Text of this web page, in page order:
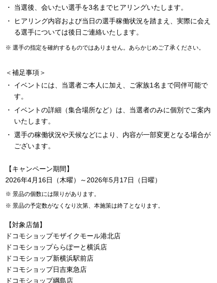
当選後、会いたい選手を3名までヒアリングいたします。
ヒアリング内容および当日の選手稼働状況を踏まえ、実際に会え
る選手については後日ご連絡いたします。
選手の指定を確約するものではありません。あらかじめご了承ください。
＜補足事項＞
イベントには、当選者ご本人に加え、ご家族1名まで同伴可能で
す。
イベントの詳細（集合場所など）は、当選者のみに個別でご案内
いたします。
選手の稼働状況や天候などにより、内容が一部変更となる場合が
ございます。
【キャンペーン期間】
2026年4月16日（木曜）～2026年5月17日（日曜）
景品の個数には限りがあります。
景品の予定数がなくなり次第、本施策は終了となります。
【対象店舗】
ドコモショップモザイクモール港北店
ドコモショップららぽーと横浜店
ドコモショップ新横浜駅前店
ドコモショップ日吉東急店
ドコモショップ綱島店